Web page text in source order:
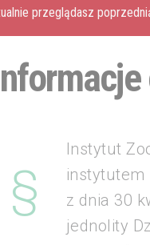
przeglądasz
Instytut
instytutem
z dnia 30
jednolity